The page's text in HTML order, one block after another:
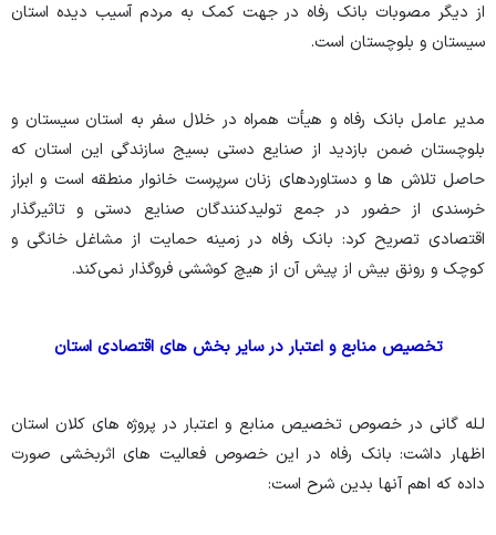
از دیگر مصوبات بانک رفاه در جهت کمک به مردم آسیب دیده استان
سیستان و بلوچستان است.
مدیر عامل بانک رفاه و هیأت همراه در خلال سفر به استان سیستان و
بلوچستان ضمن بازدید از صنایع دستی بسیج سازندگی این استان که
حاصل تلاش ها و دستاوردهای زنان سرپرست خانوار منطقه است و ابراز
خرسندی از حضور در جمع تولیدکنندگان صنایع دستی و تاثیرگذار
اقتصادی تصریح کرد: بانک رفاه در زمینه حمایت از مشاغل خانگی و
کوچک و رونق بیش از پیش آن از هیچ کوششی فروگذار نمی‌کند.
تخصیص منابع و اعتبار در سایر بخش های اقتصادی استان
لـله گانی در خصوص تخصیص منابع و اعتبار در پروژه های کلان استان
اظهار داشت: بانک رفاه در این خصوص فعالیت های اثربخشی صورت
داده که اهم آنها بدین شرح است: